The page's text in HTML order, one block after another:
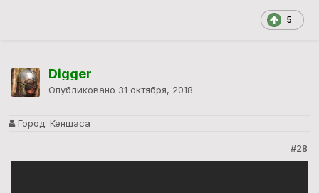
5
Digger
Опубликовано 31 октября, 2018
Город: Кеншаса
#28